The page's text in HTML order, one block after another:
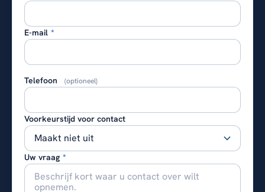
E-mail *
Telefoon (optioneel)
Voorkeurstijd voor contact
Uw vraag *